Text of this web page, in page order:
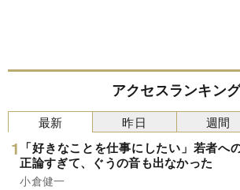
アクセスランキン
最新
「好きなことを仕事にしたい」若者へ
正論すぎて、ぐうの音も出なかった
小倉健一
昨日 週間